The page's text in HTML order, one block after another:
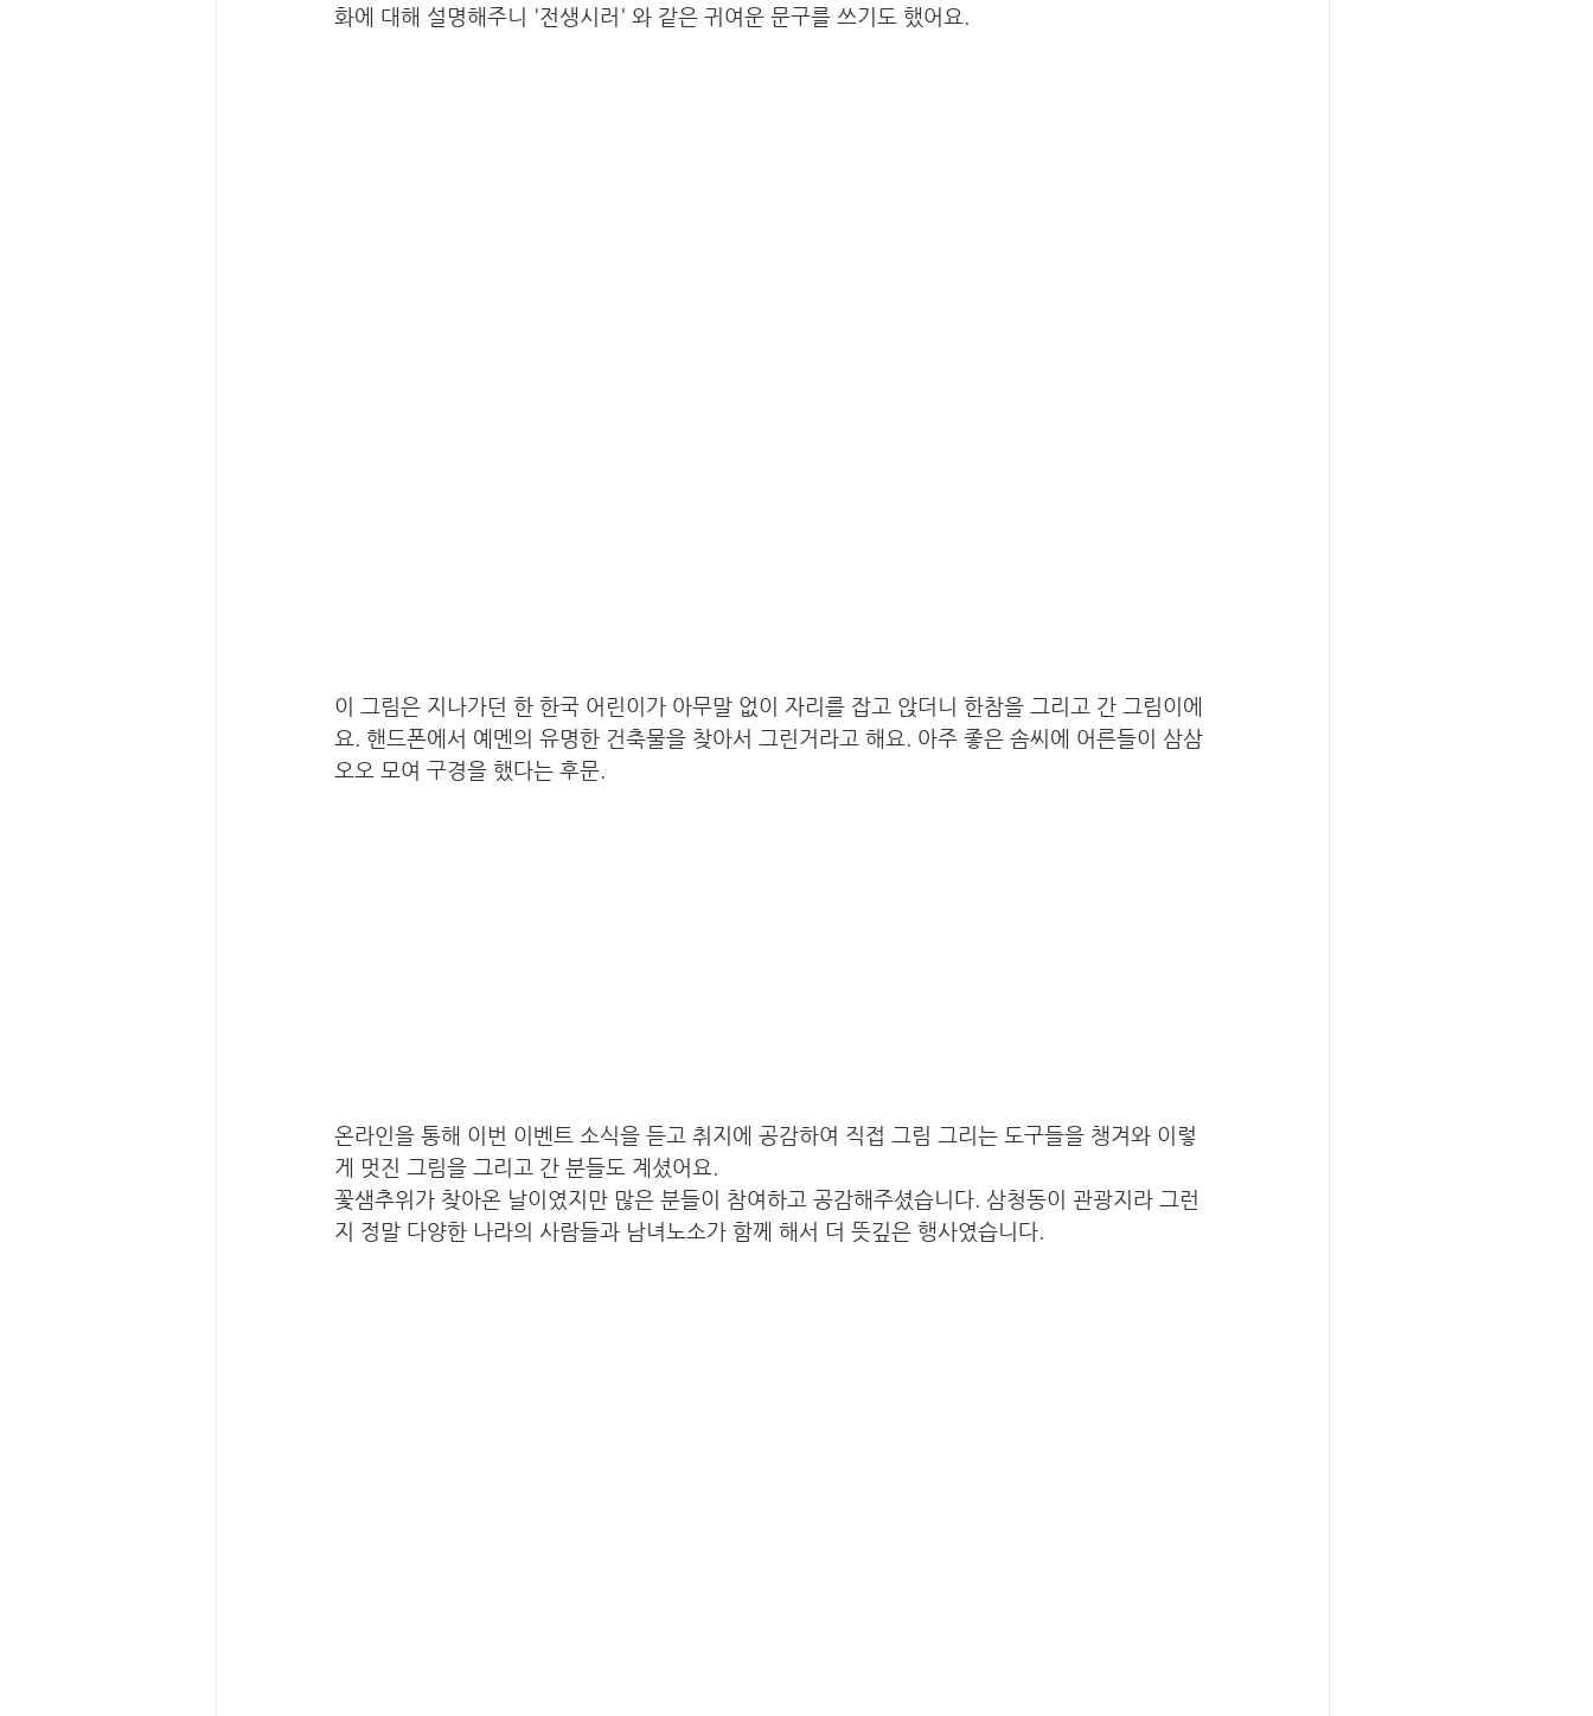
화에 대해 설명해주니 '전생시러' 와 같은 귀여운 문구를 쓰기도 했어요.
이 그림은 지나가던 한 한국 어린이가 아무말 없이 자리를 잡고 앉더니 한참을 그리고 간 그림이에
요. 핸드폰에서 예멘의 유명한 건축물을 찾아서 그린거라고 해요. 아주 좋은 솜씨에 어른들이 삼삼
오오 모여 구경을 했다는 후문.
온라인을 통해 이번 이벤트 소식을 듣고 취지에 공감하여 직접 그림 그리는 도구들을 챙겨와 이렇
게 멋진 그림을 그리고 간 분들도 계셨어요.
꽃샘추위가 찾아온 날이였지만 많은 분들이 참여하고 공감해주셨습니다. 삼청동이 관광지라 그런
지 정말 다양한 나라의 사람들과 남녀노소가 함께 해서 더 뜻깊은 행사였습니다.